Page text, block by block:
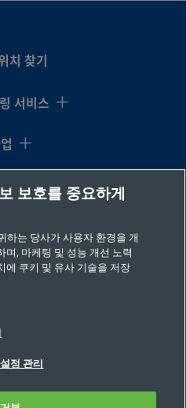
치 찾기
서비스
터
개
보호를 중요하게
는 당사가 사용자 환경을 개
, 마케팅 및 성능 개선 노력
에 쿠키 및 유사 기술을 저장
정 관리